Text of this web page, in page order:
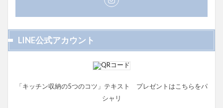
LINE公式アカウント
「キッチン収納の5つのコツ」テキスト プレゼントはこちらをパ
シャリ